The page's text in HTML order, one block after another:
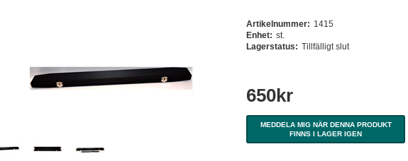
Artikelnummer: 1415
Enhet: st.
Lagerstatus: Tillfälligt slut
650kr
MEDDELA MIG NÄR DENNA PRODUKT
FINNS I LAGER IGEN